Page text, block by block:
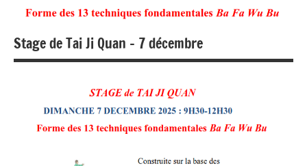
Stage de Tai Ji Quan – 7 décembre